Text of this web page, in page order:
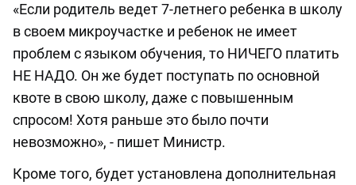
«Если родитель ведет 7-летнего ребенка в школу
в своем микроучастке и ребенок не имеет
проблем с языком обучения, то НИЧЕГО платить
НЕ НАДО. Он же будет поступать по основной
квоте в свою школу, даже с повышенным
спросом! Хотя раньше это было почти
невозможно», - пишет Министр.
Кроме того, будет установлена дополнительная